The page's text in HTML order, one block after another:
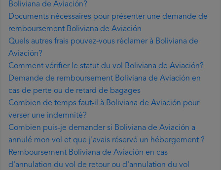
Boliviana de Aviación?
Documents nécessaires pour présenter une demande de
remboursement Boliviana de Aviación
Quels autres frais pouvez-vous réclamer à Boliviana de
Aviación?
Comment vérifier le statut du vol Boliviana de Aviación?
Demande de remboursement Boliviana de Aviación en
cas de perte ou de retard de bagages
Combien de temps faut-il à Boliviana de Aviación pour
verser une indemnité?
Combien puis-je demander si Boliviana de Aviación a
annulé mon vol et que j'avais réservé un hébergement ?
Remboursement Boliviana de Aviación en cas
d'annulation du vol de retour ou d'annulation du vol